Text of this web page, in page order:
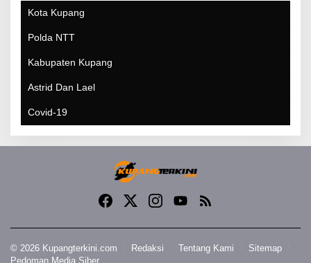
Kota Kupang
Polda NTT
Kabupaten Kupang
Astrid Dan Lael
Covid-19
© 2026 Kupangterkini.com Redaksi Tentang Kami
Sitemap
Pedoman Media Siber